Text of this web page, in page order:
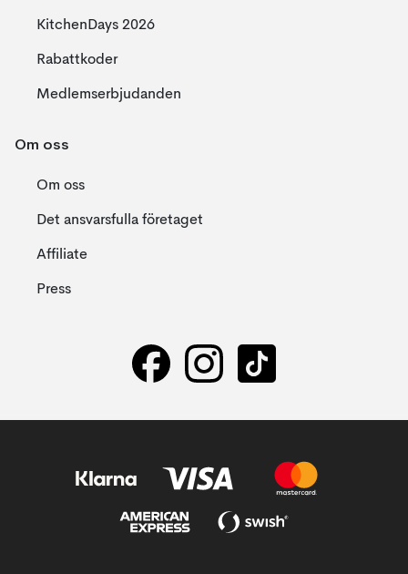
KitchenDays 2026
Rabattkoder
Medlemserbjudanden
Om oss
Om oss
Det ansvarsfulla företaget
Affiliate
Press